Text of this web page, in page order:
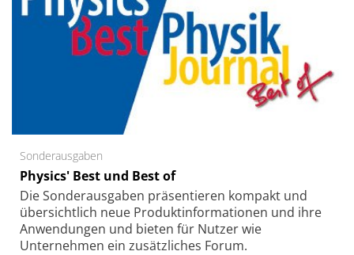
Sonderausgaben
Physics' Best und Best of
Die Sonder­ausgaben präsentieren kompakt und
übersichtlich neue Produkt­informationen und ihre
Anwendungen und bieten für Nutzer wie
Unternehmen ein zusätzliches Forum.